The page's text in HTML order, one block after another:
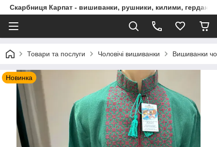
Скарбниця Карпат - вишиванки, рушники, килими, гердани,
Товари та послуги Чоловічі вишиванки Вишиванки
Новинка